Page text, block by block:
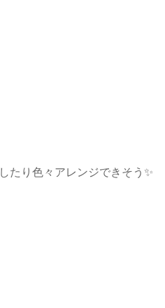
たり色々アレンジできそう✨